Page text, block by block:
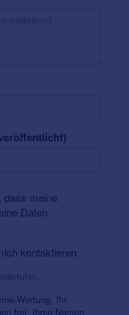
dass meine
Daten
kontaktieren.
Wertung, Ihr
frei, Ihren Namen